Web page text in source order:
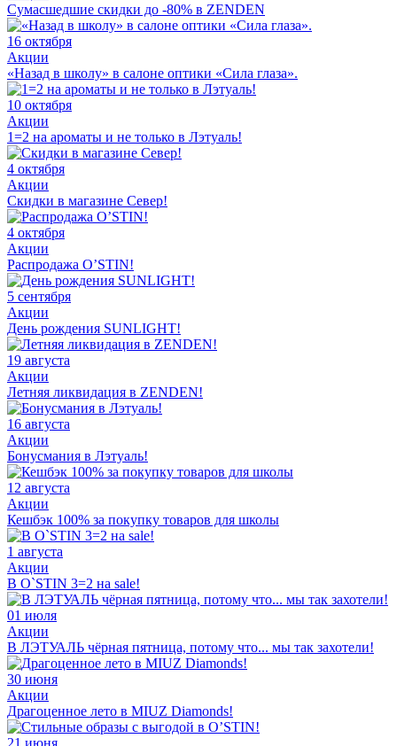
Сумасшедшие скидки до -80% в ZENDEN
16 октября
Акции
«Назад в школу» в салоне оптики «Сила глаза».
10 октября
Акции
1=2 на ароматы и не только в Лэтуаль!
4 октября
Акции
Скидки в магазине Север!
4 октября
Акции
Распродажа O’STIN!
5 сентября
Акции
День рождения SUNLIGHT!
19 августа
Акции
Летняя ликвидация в ZENDEN!
16 августа
Акции
Бонусмания в Лэтуаль!
12 августа
Акции
Кешбэк 100% за покупку товаров для школы
1 августа
Акции
В O`STIN 3=2 на sale!
01 июля
Акции
В ЛЭТУАЛЬ чёрная пятница, потому что... мы так захотели!
30 июня
Акции
Драгоценное лето в MIUZ Diamonds!
21 июня